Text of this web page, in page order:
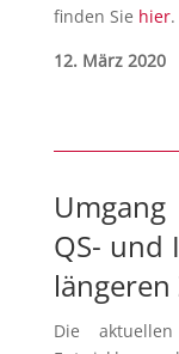
finden Sie hier.
12. März 2020
QS- und
Die